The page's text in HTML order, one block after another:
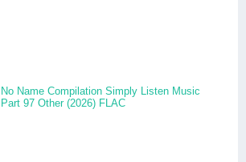
No Name Compilation Simply Listen Music
Part 97 Other (2026) FLAC